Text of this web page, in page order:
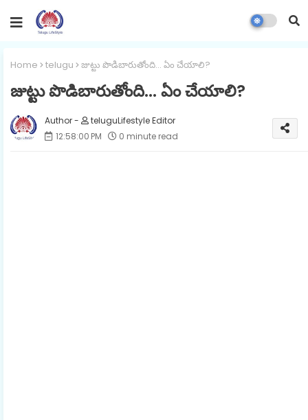
Home telugu జుట్టు పొడిబారుతోంది... ఏం చేయాలి?
జుట్టు పొడిబారుతోంది... ఏం చేయాలి?
teluguLifestyle Editor
12:58:00 PM
0 minute read